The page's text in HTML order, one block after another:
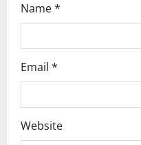
Name*
Email *
Website